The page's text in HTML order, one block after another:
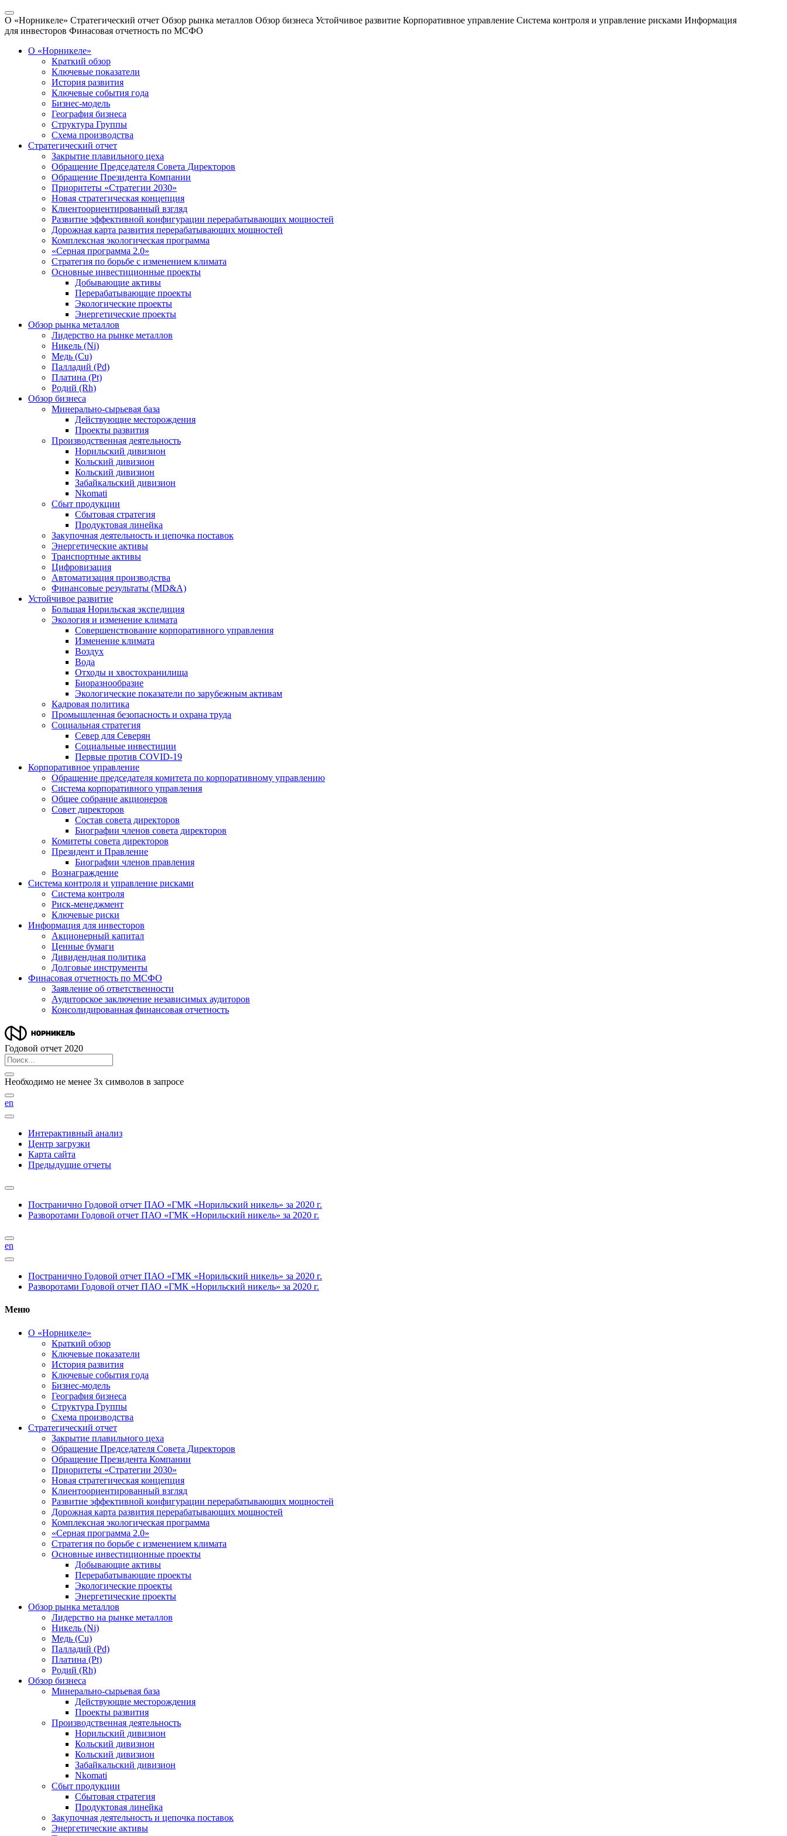
О «Норникеле» Стратегический отчет Обзор рынка металлов Обзор бизнеса Устойчивое развитие Корпоративное управление Система контроля и управление рисками Информация
для инвесторов Финасовая отчетность по МСФО
О «Норникеле»
Краткий обзор
Ключевые показатели
История развития
Ключевые события года
Бизнес-модель
География бизнеса
Структура Группы
Схема производства
Стратегический отчет
Закрытие плавильного цеха
Обращение Председателя Совета Директоров
Обращение Президента Компании
Приоритеты «Стратегии 2030»
Новая стратегическая концепция
Клиентоориентированный взгляд
Развитие эффективной конфигурации перерабатывающих мощностей
Дорожная карта развития перерабатывающих мощностей
Комплексная экологическая программа
«Серная программа 2.0»
Стратегия по борьбе с изменением климата
Основные инвестиционные проекты
Добывающие активы
Перерабатывающие проекты
Экологические проекты
Энергетические проекты
Обзор рынка металлов
Лидерство на рынке металлов
Никель (Ni)
Медь (Cu)
Палладий (Pd)
Платина (Pt)
Родий (Rh)
Обзор бизнеса
Минерально-сырьевая база
Действующие месторождения
Проекты развития
Производственная деятельность
Норильский дивизион
Кольский дивизион
Кольский дивизион
Забайкальский дивизион
Nkomati
Сбыт продукции
Сбытовая стратегия
Продуктовая линейка
Закупочная деятельность и цепочка поставок
Энергетические активы
Транспортные активы
Цифровизация
Автоматизация производства
Финансовые результаты (MD&A)
Устойчивое развитие
Большая Норильская экспедиция
Экология и изменение климата
Совершенствование корпоративного управления
Изменение климата
Воздух
Вода
Отходы и хвостохранилища
Биоразнообразие
Экологические показатели по зарубежным активам
Кадровая политика
Промышленная безопасность и охрана труда
Социальная стратегия
Север для Северян
Социальные инвестиции
Первые против COVID‑19
Корпоративное управление
Обращение председателя комитета по корпоративному управлению
Система корпоративного управления
Общее собрание акционеров
Совет директоров
Состав совета директоров
Биографии членов совета директоров
Комитеты совета директоров
Президент и Правление
Биографии членов правления
Вознаграждение
Система контроля и управление рисками
Система контроля
Риск-менеджмент
Ключевые риски
Информация для инвесторов
Акционерный капитал
Ценные бумаги
Дивидендная политика
Долговые инструменты
Финасовая отчетность по МСФО
Заявление об ответственности
Аудиторское заключение независимых аудиторов
Консолидированная финансовая отчетность
Годовой отчет 2020
Необходимо не менее 3х символов в запросе
en
Интерактивный анализ
Центр загрузки
Карта сайта
Предыдущие отчеты
Постранично Годовой отчет ПАО «ГМК «Норильский никель» за 2020 г.
Разворотами Годовой отчет ПАО «ГМК «Норильский никель» за 2020 г.
en
Постранично Годовой отчет ПАО «ГМК «Норильский никель» за 2020 г.
Разворотами Годовой отчет ПАО «ГМК «Норильский никель» за 2020 г.
Меню
О «Норникеле»
Краткий обзор
Ключевые показатели
История развития
Ключевые события года
Бизнес-модель
География бизнеса
Структура Группы
Схема производства
Стратегический отчет
Закрытие плавильного цеха
Обращение Председателя Совета Директоров
Обращение Президента Компании
Приоритеты «Стратегии 2030»
Новая стратегическая концепция
Клиентоориентированный взгляд
Развитие эффективной конфигурации перерабатывающих мощностей
Дорожная карта развития перерабатывающих мощностей
Комплексная экологическая программа
«Серная программа 2.0»
Стратегия по борьбе с изменением климата
Основные инвестиционные проекты
Добывающие активы
Перерабатывающие проекты
Экологические проекты
Энергетические проекты
Обзор рынка металлов
Лидерство на рынке металлов
Никель (Ni)
Медь (Cu)
Палладий (Pd)
Платина (Pt)
Родий (Rh)
Обзор бизнеса
Минерально-сырьевая база
Действующие месторождения
Проекты развития
Производственная деятельность
Норильский дивизион
Кольский дивизион
Кольский дивизион
Забайкальский дивизион
Nkomati
Сбыт продукции
Сбытовая стратегия
Продуктовая линейка
Закупочная деятельность и цепочка поставок
Энергетические активы